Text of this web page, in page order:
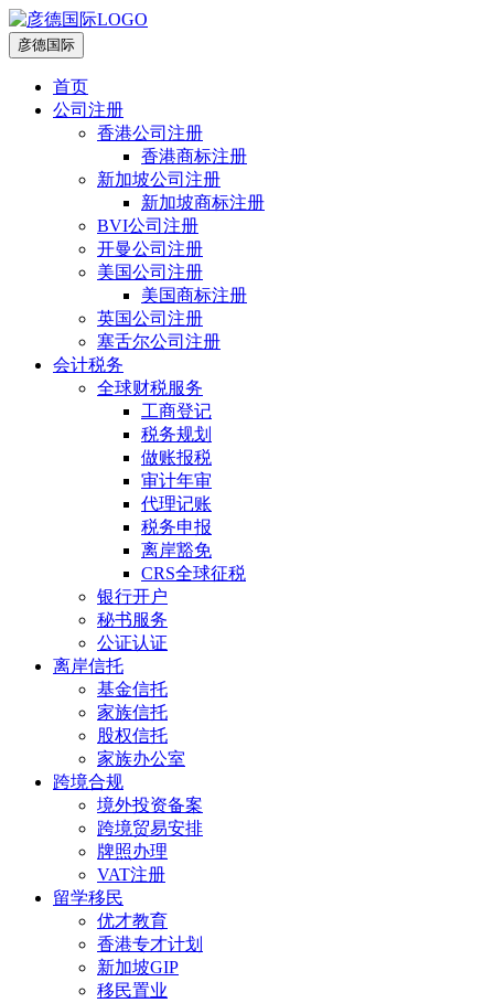
彦德国际
首页
公司注册
香港公司注册
香港商标注册
新加坡公司注册
新加坡商标注册
BVI公司注册
开曼公司注册
美国公司注册
美国商标注册
英国公司注册
塞舌尔公司注册
会计税务
全球财税服务
工商登记
税务规划
做账报税
审计年审
代理记账
税务申报
离岸豁免
CRS全球征税
银行开户
秘书服务
公证认证
离岸信托
基金信托
家族信托
股权信托
家族办公室
跨境合规
境外投资备案
跨境贸易安排
牌照办理
VAT注册
留学移民
优才教育
香港专才计划
新加坡GIP
移民置业